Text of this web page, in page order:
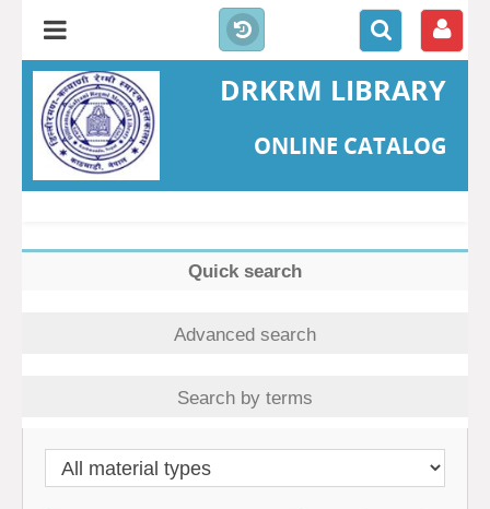
DRKRM LIBRARY
ONLINE CATALOG
Quick search
Advanced search
Search by terms